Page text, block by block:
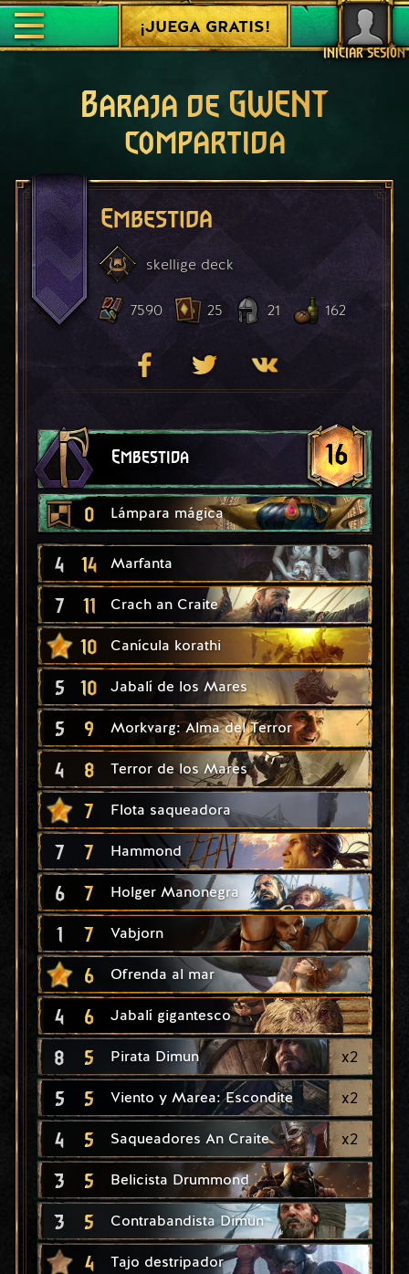
INICIAR SESIÓN
¡JUEGA GRATIS!
Baraja de GWENT
compartida
Embestida
skellige deck
7590 25 21 162
Embestida 16
0 Lámpara mágica
4 14 Marfanta
7 11 Crach an Craite
10 Canícula korathi
5 10 Jabalí de los Mares
5 9 Morkvarg: Alma del Terror
4 8 Terror de los Mares
7 Flota saqueadora
7 7 Hammond
6 7 Holger Manonegra
1 7 Vabjorn
6 Ofrenda al mar
4 6 Jabalí gigantesco
8 5 Pirata Dimun x2
5 5 Viento y Marea: Escondite x2
4 5 Saqueadores An Craite x2
3 5 Belicista Drummond
3 5 Contrabandista Dimun
4 Tajo destripador